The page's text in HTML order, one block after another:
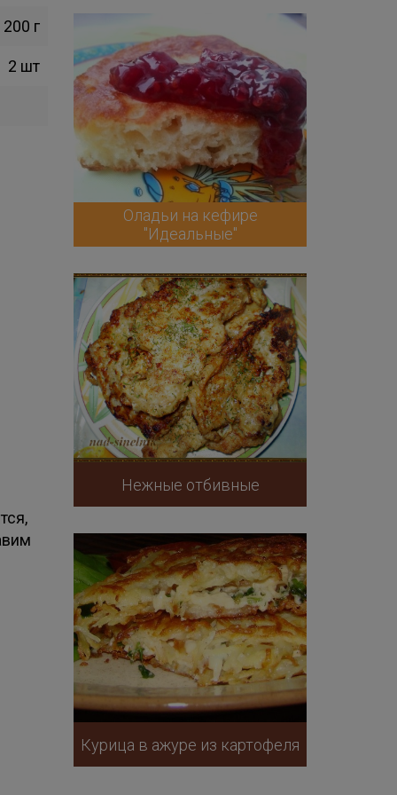
200 г
2 шт
Оладьи на кефире
"Идеальные"
Нежные отбивные
Курица в ажуре из картофеля